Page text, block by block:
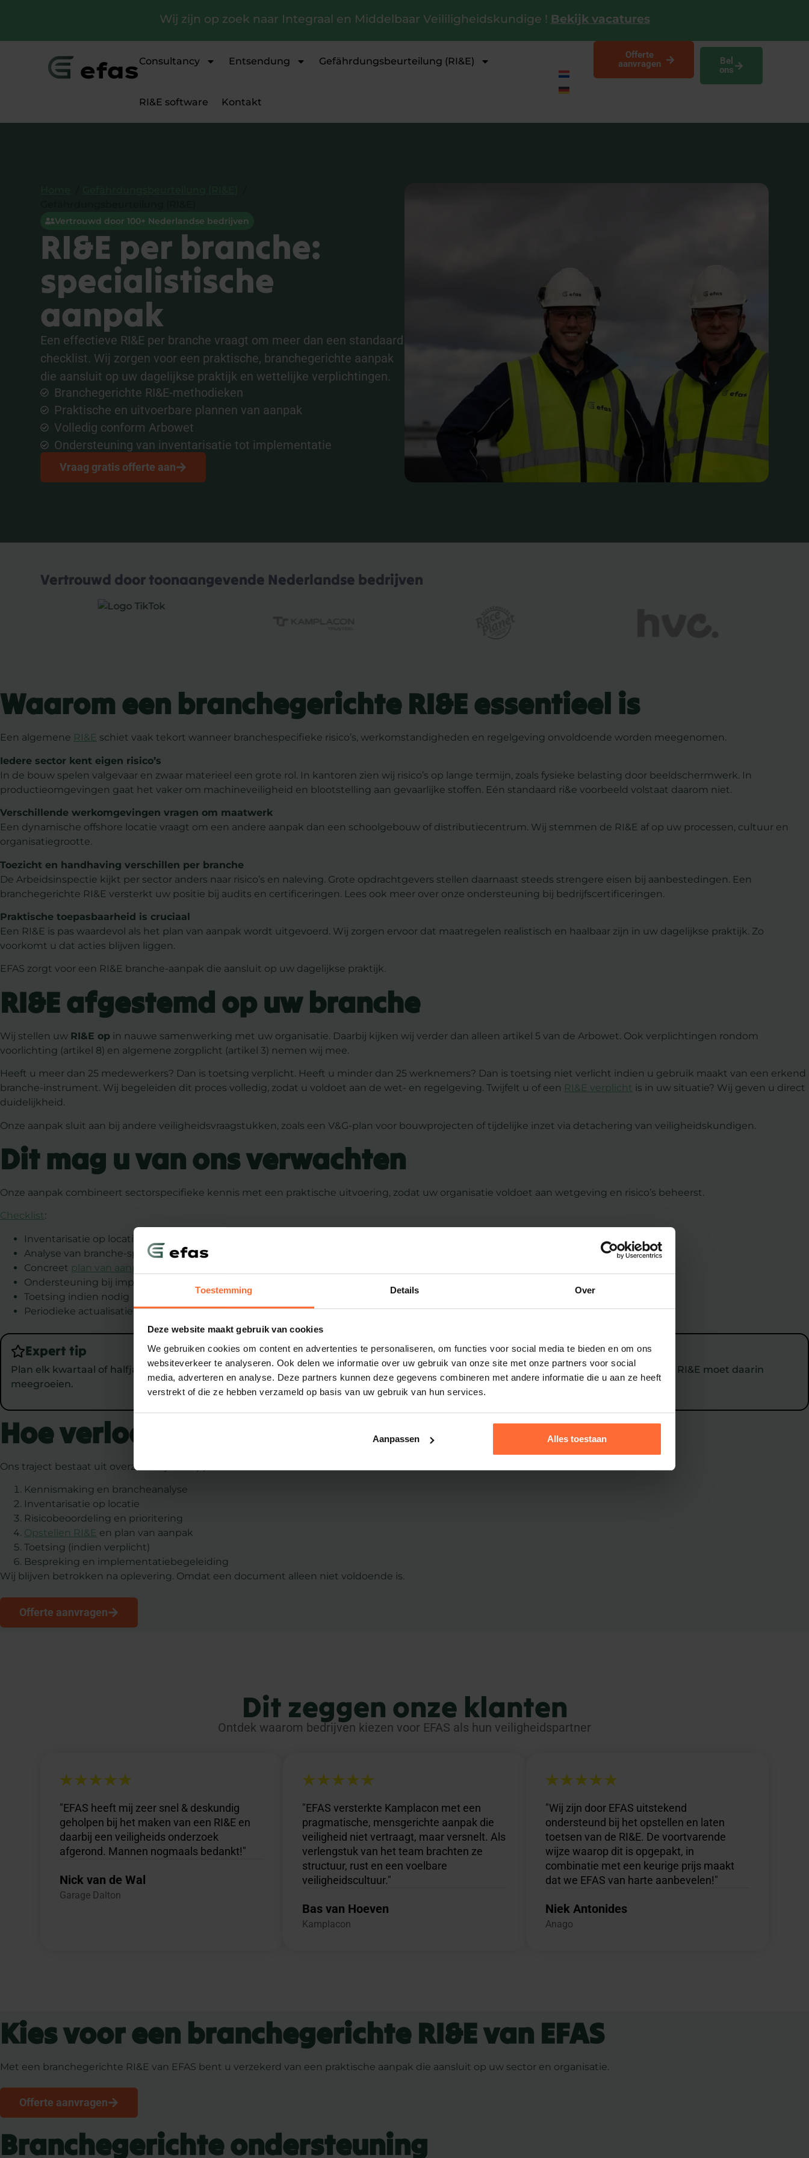
Toestemming Details Over
Deze website maakt gebruik van cookies
We gebruiken cookies om content en advertenties te personaliseren, om functies voor social media te bieden en om ons
websiteverkeer te analyseren. Ook delen we informatie over uw gebruik van onze site met onze partners voor social
media, adverteren en analyse. Deze partners kunnen deze gegevens combineren met andere informatie die u aan ze heeft
verstrekt of die ze hebben verzameld op basis van uw gebruik van hun services.
Aanpassen Alles toestaan
Wij zijn op zoek naar Integraal en Middelbaar Veililigheidskundige ! Bekijk vacatures
Bel
ons
Offerte
aanvragen
Consultancy Entsendung Gefährdungsbeurteilung (RI&E)
RI&E software Kontakt
Vertrouwd door 100+ Nederlandse bedrijven
RI&E per branche:
specialistische
aanpak
Een effectieve RI&E per branche vraagt om meer dan een standaard
checklist. Wij zorgen voor een praktische, branchegerichte aanpak
die aansluit op uw dagelijkse praktijk en wettelijke verplichtingen.
Branchegerichte RI&E-methodieken
Praktische en uitvoerbare plannen van aanpak
Volledig conform Arbowet
Ondersteuning van inventarisatie tot implementatie
Vraag gratis offerte aan
Vertrouwd door toonaangevende Nederlandse bedrijven
Waarom een branchegerichte RI&E essentieel is
Een algemene RI&E schiet vaak tekort wanneer branchespecifieke risico’s, werkomstandigheden en regelgeving onvoldoende worden meegenomen.
Iedere sector kent eigen risico’s
In de bouw spelen valgevaar en zwaar materieel een grote rol. In kantoren zien wij risico’s op lange termijn, zoals fysieke belasting door beeldschermwerk. In
productieomgevingen gaat het vaker om machineveiligheid en blootstelling aan gevaarlijke stoffen. Eén standaard ri&e voorbeeld volstaat daarom niet.
Verschillende werkomgevingen vragen om maatwerk
Een dynamische offshore locatie vraagt om een andere aanpak dan een schoolgebouw of distributiecentrum. Wij stemmen de RI&E af op uw processen, cultuur en
organisatiegrootte.
Toezicht en handhaving verschillen per branche
De Arbeidsinspectie kijkt per sector anders naar risico’s en naleving. Grote opdrachtgevers stellen daarnaast steeds strengere eisen bij aanbestedingen. Een
branchegerichte RI&E versterkt uw positie bij audits en certificeringen. Lees ook meer over onze ondersteuning bij bedrijfscertificeringen.
Praktische toepasbaarheid is cruciaal
Een RI&E is pas waardevol als het plan van aanpak wordt uitgevoerd. Wij zorgen ervoor dat maatregelen realistisch en haalbaar zijn in uw dagelijkse praktijk. Zo
voorkomt u dat acties blijven liggen.
EFAS zorgt voor een RI&E branche-aanpak die aansluit op uw dagelijkse praktijk.
RI&E afgestemd op uw branche
Wij stellen uw RI&E op in nauwe samenwerking met uw organisatie. Daarbij kijken wij verder dan alleen artikel 5 van de Arbowet. Ook verplichtingen rondom
voorlichting (artikel 8) en algemene zorgplicht (artikel 3) nemen wij mee.
Heeft u meer dan 25 medewerkers? Dan is toetsing verplicht. Heeft u minder dan 25 werknemers? Dan is toetsing niet verlicht indien u gebruik maakt van een erkend
branche-instrument. Wij begeleiden dit proces volledig, zodat u voldoet aan de wet- en regelgeving. Twijfelt u of een RI&E verplicht is in uw situatie? Wij geven u direct
duidelijkheid.
Onze aanpak sluit aan bij andere veiligheidsvraagstukken, zoals een V&G-plan voor bouwprojecten of tijdelijke inzet via detachering van veiligheidskundigen.
Dit mag u van ons verwachten
Onze aanpak combineert sectorspecifieke kennis met een praktische uitvoering, zodat uw organisatie voldoet aan wetgeving en risico’s beheerst.
Checklist:
Inventarisatie op locatie
Analyse van branche-specifieke risico’s
Concreet plan van aanpak
Ondersteuning bij implementatie
Toetsing indien nodig
Periodieke actualisatie
Expert tip
Plan elk kwartaal of halfjaar een evaluatiemoment om uw plan van aanpak actueel te houden. Organisaties veranderen continu, en uw RI&E moet daarin
meegroeien.
Hoe verloopt een RI&E-traject?
Ons traject bestaat uit overzichtelijke stappen:
Kennismaking en brancheanalyse
Inventarisatie op locatie
Risicobeoordeling en prioritering
Opstellen RI&E en plan van aanpak
Toetsing (indien verplicht)
Bespreking en implementatiebegeleiding
Wij blijven betrokken na oplevering. Omdat een document alleen niet voldoende is.
Offerte aanvragen
Dit zeggen onze klanten
Ontdek waarom bedrijven kiezen voor EFAS als hun veiligheidspartner
"EFAS heeft mij zeer snel & deskundig
geholpen bij het maken van een RI&E en
daarbij een veiligheids onderzoek
afgerond. Mannen nogmaals bedankt!"
Nick van de Wal
Garage Dalton
"EFAS versterkte Kamplacon met een
pragmatische, mensgerichte aanpak die
veiligheid niet vertraagt, maar versnelt. Als
verlengstuk van het team brachten ze
structuur, rust en een voelbare
veiligheidscultuur."
Bas van Hoeven
Kamplacon
"Wij zijn door EFAS uitstekend
ondersteund bij het opstellen en laten
toetsen van de RI&E. De voortvarende
wijze waarop dit is opgepakt, in
combinatie met een keurige prijs maakt
dat we EFAS van harte aanbevelen!"
Niek Antonides
Anago
Kies voor een branchegerichte RI&E van EFAS
Met een branchegerichte RI&E van EFAS bent u verzekerd van een praktische aanpak die aansluit op uw sector en organisatie.
Offerte aanvragen
Branchegerichte ondersteuning